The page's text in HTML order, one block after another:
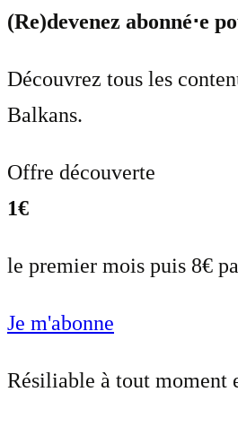
(Re)devenez abonné⋅e
Découvrez tous les
Balkans.
Offre découverte
1€
le premier mois puis 8€
Je m'abonne
Résiliable à tout moment